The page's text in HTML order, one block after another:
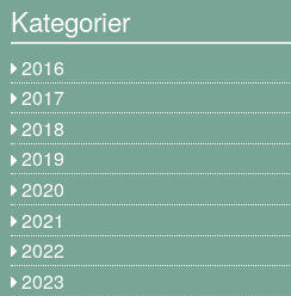
Kategorier
2016
2017
2018
2019
2020
2021
2022
2023